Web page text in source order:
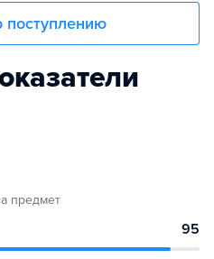
поступлению
предмет
95